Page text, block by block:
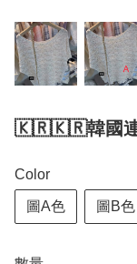
🇰🇷🇰🇷韓國連
Color
圖A色 圖B色